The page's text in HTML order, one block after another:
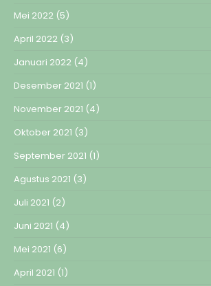
Mei 2022 (5)
April 2022 (3)
Januari 2022 (4)
Desember 2021 (1)
November 2021 (4)
Oktober 2021 (3)
September 2021 (1)
Agustus 2021 (3)
Juli 2021 (2)
Juni 2021 (4)
Mei 2021 (6)
April 2021 (1)